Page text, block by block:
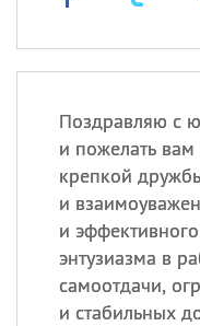
Поздравляю с
и пожелать вам
крепкой
и
и
энтузиазма в
самоотдачи,
и стабильных